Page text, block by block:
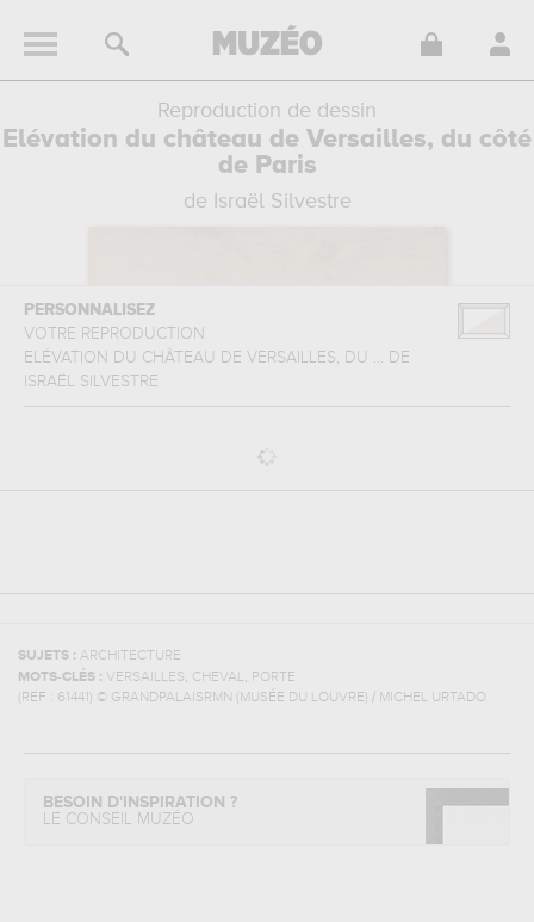
Reproduction de dessin
Elévation du château de Versailles, du côté
de Paris
de Israël Silvestre
PERSONNALISEZ
VOTRE REPRODUCTION
ELÉVATION DU CHÂTEAU DE VERSAILLES, DU ... DE
ISRAËL SILVESTRE
SUJETS : ARCHITECTURE
MOTS-CLÉS : VERSAILLES, CHEVAL, PORTE
(REF : 61441 ) © GRANDPALAISRMN (MUSÉE DU LOUVRE) / MICHEL URTADO
BESOIN D'INSPIRATION ?
LE CONSEIL MUZÉO